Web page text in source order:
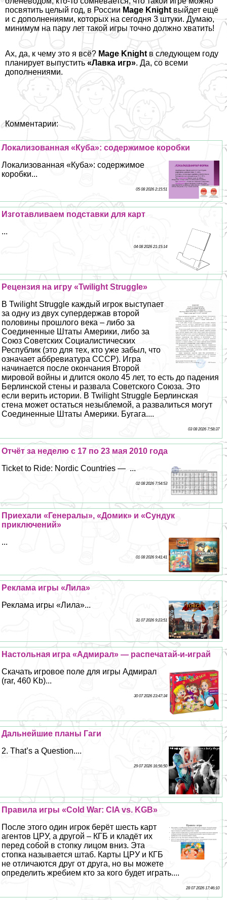
посвятить целый год, в РоссииMage Knightвыйдет ещё
и с дополнениями, которых на сегодня 3 штуки. Думаю,
минимум на пару лет такой игры точно должно хватить!
Ах, да, к чему это я всё? Mage Knight в следующем году
планирует выпустить «Лавка игр». Да, со всеми
дополнениями.
Комментарии:
Локализованная «Куба»: содержимое коробки
Локализованная «Куба»: содержимое
коробки...
05 08 2026 2:15:51
Изготавливаем подставки для карт
...
04 08 2026 21:15:14
Рецензия на игру «Twilight Struggle»
В Twilight Struggle каждый игрок выступает
за одну из двух супердержав второй
половины прошлого века – либо за
Соединенные Штаты Америки, либо за
Союз Советских Социалистических
Республик (это для тех, кто уже забыл, что
означает аббревиатура СССР). Игра
начинается после окончания Второй
мировой войны и длится около 45 лет, то есть до падения
Берлинской стены и развала Советского Союза. Это
если верить истории. В Twilight Struggle Берлинская
стена может остаться незыблемой, а развалиться могут
Соединенные Штаты Америки. Бугага....
03 08 2026 7:58:37
Отчёт за неделю с 17 по 23 мая 2010 года
Ticket to Ride: Nordic Countries — ...
02 08 2026 7:54:53
Приехали «Генералы», «Домик» и «Сундук
приключений»
...
01 08 2026 9:41:41
Реклама игры «Лила»
Реклама игры «Лила»...
31 07 2026 9:23:51
Настольная игра «Адмирал» — распечатай-и-играй
Скачать игровое поле для игры Адмирал
(rar, 460 Kb)...
30 07 2026 23:47:34
Дальнейшие планы Гаги
2. That’s a Question....
29 07 2026 16:56:50
Правила игры «Cold War: CIA vs. KGB»
После этого один игрок берёт шесть карт
агентов ЦРУ, а другой – КГБ и кладёт их
перед собой в стопку лицом вниз. Эта
стопка называется штаб. Карты ЦРУ и КГБ
не отличаются друг от друга, но вы можете
определить жребием кто за кого будет играть....
28 07 2026 17:46:10